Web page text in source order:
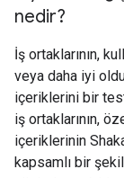
nedir?
İş ortaklarının,
veya daha iyi
içeriklerini bir
iş ortaklarının,
içeriklerinin
kapsamlı bir